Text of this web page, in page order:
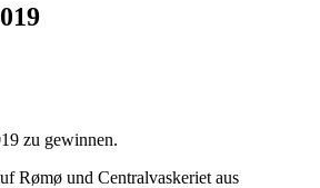
zu gewinnen.
Rømø und Centralvaskeriet aus